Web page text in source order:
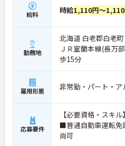
給料 時給1,110円～
勤務地
北海道 白老郡白老
ＪＲ室蘭本線(長万
歩15分
雇用形態 非常勤・パート・ア
応募要件
【必要資格・スキ
■普通自動車運転免
尚可